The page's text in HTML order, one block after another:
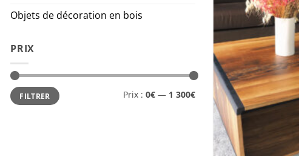
Objets de décoration en bois
PRIX
Prix
min
Prix
maxFILTRER Prix : 0€ — 1 300€